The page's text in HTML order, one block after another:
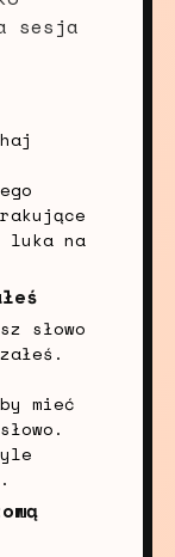
sesja
luka na
słowo
mieć